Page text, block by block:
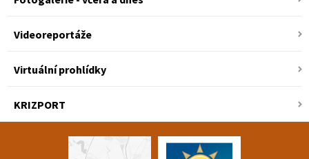
Videoreportáže
Virtuální prohlídky
KRIZPORT